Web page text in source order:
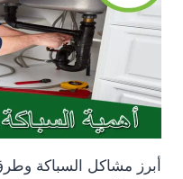
أبرز مشاكل السباكة